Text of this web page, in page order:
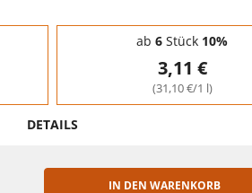
ab 6 Stück 10%
3,11 €
(31,10 €/1 l)
DETAILS
IN DEN WARENKORB